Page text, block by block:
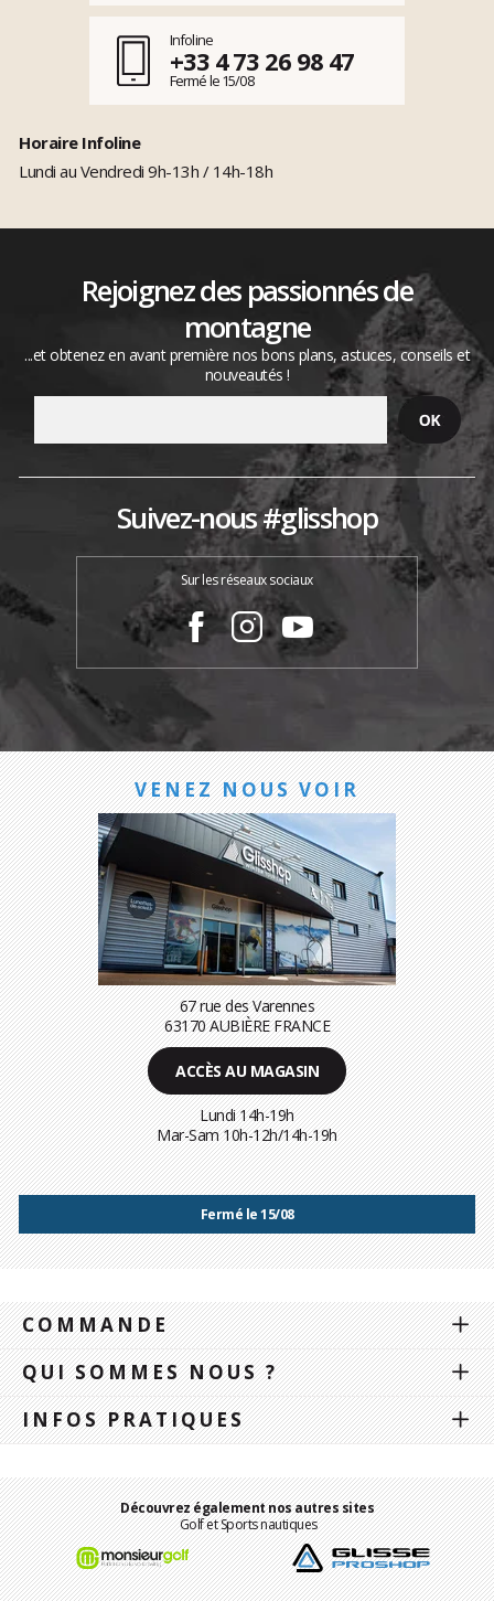
Infoline
+33 4 73 26 98 47
Fermé le 15/08
Horaire Infoline
Lundi au Vendredi 9h-13h / 14h-18h
Rejoignez des passionnés de
montagne
...et obtenez en avant première nos bons plans, astuces, conseils et
nouveautés !
Suivez-nous #glisshop
Sur les réseaux sociaux
VENEZ NOUS VOIR
67 rue des Varennes
63170 AUBIÈRE FRANCE
ACCÈS AU MAGASIN
Lundi 14h-19h
Mar-Sam 10h-12h/14h-19h
Fermé le 15/08
COMMANDE
QUI SOMMES NOUS ?
INFOS PRATIQUES
Découvrez également nos autres sites
Golf et Sports nautiques